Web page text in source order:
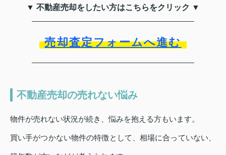
▼ 不動産売却をしたい方はこちらをクリック ▼
売却査定フォームへ進む
不動産売却の売れない悩み
物件が売れない状況が続き、悩みを抱える方もいます。
買い手がつかない物件の特徴として、相場に合っていない、